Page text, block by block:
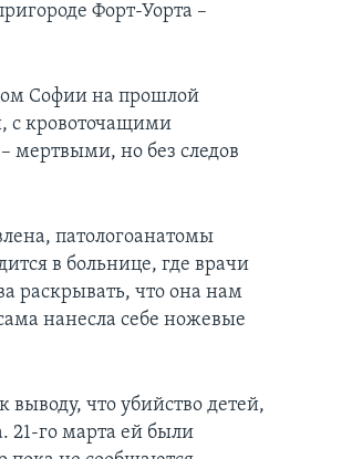
Форт-Уорта –
Софии на прошлой
с кровоточащими
мертвыми, но без следов
патологоанатомы
в больнице, где врачи
раскрывать, что она нам
нанесла себе ножевые
что убийство детей,
21-го марта ей были